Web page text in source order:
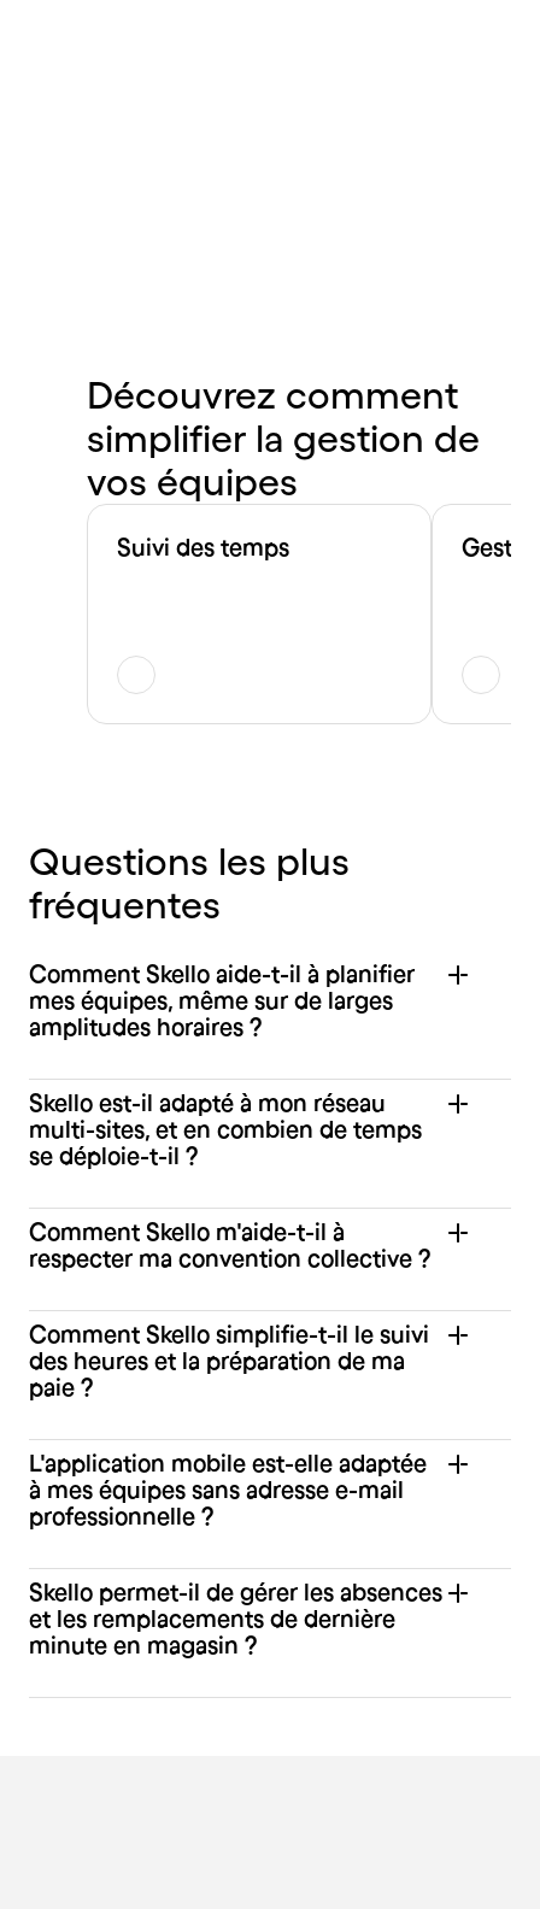
Découvrez comment
simplifier la gestion de
vos équipes
Suivi des temps
Questions les plus
fréquentes
Comment Skello aide-t-il à planifier
mes équipes, même sur de larges
amplitudes horaires ?
Skello est-il adapté à mon réseau
multi-sites, et en combien de temps
se déploie-t-il ?
Comment Skello m'aide-t-il à
respecter ma convention collective ?
Comment Skello simplifie-t-il le suivi
des heures et la préparation de ma
paie ?
L'application mobile est-elle adaptée
à mes équipes sans adresse e-mail
professionnelle ?
Skello permet-il de gérer les absences
et les remplacements de dernière
minute en magasin ?